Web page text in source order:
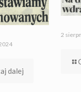
dalej
2